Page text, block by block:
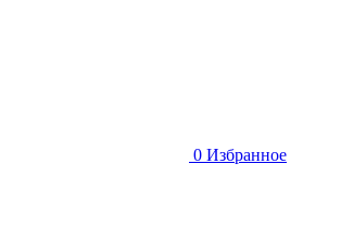
0 Избранное